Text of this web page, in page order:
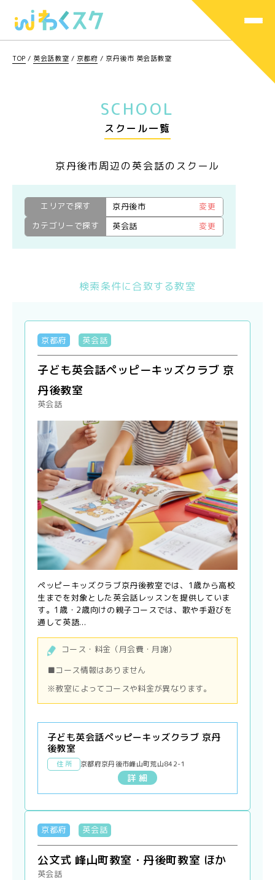
TOP / 英会話教室 / 京都府 / 京丹後市 英会話教室
SCHOOL
スクール一覧
京丹後市周辺の英会話のスクール
エリアで探す 京丹後市
変更
カテゴリーで探す
英会話 変更
検索条件に合致する教室
京都府 英会話
子ども英会話ペッピーキッズクラブ 京
丹後教室
英会話
ペッピーキッズクラブ京丹後教室では、1歳から高校
生までを対象とした英会話レッスンを提供していま
す。1歳・2歳向けの親子コースでは、歌や手遊びを
通して英語...
コース・料金（月会費・月謝）
■コース情報はありません
※教室によってコースや料金が異なります。
子ども英会話ペッピーキッズクラブ 京丹
後教室
住 所 京都府京丹後市峰山町荒山842-1
詳 細
京都府 英会話
公文式 峰山町教室・丹後町教室 ほか
英会話